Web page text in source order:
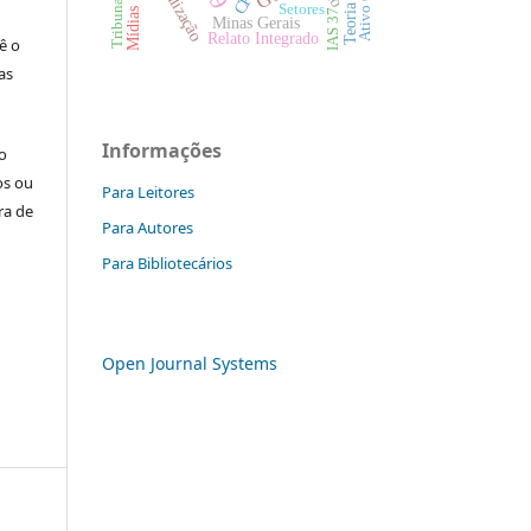
o
ou
de
Minas Gerais
Relato Integrado
SetoresIAS 37
Informações
Para Leitores
Para Autores
Para Bibliotecários
Open Journal Systems